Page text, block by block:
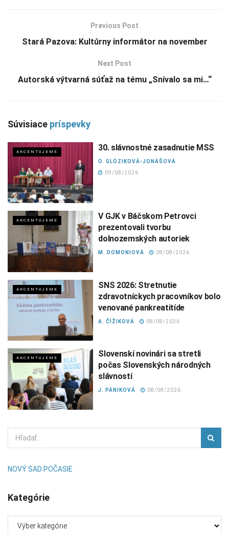
Previous Post
Stará Pazova: Kultúrny informátor na november
Next Post
Autorská výtvarná súťaž na tému „Snívalo sa mi…“
Súvisiace príspevky
AKCENTUJEME 30. slávnostné zasadnutie MSS
O. GLÓZIKOVÁ-JONÁŠOVÁ
09/08/2026
AKCENTUJEME
V GJK v Báčskom Petrovci
prezentovali tvorbu
dolnozemských autoriek
M. DOMONIOVÁ 08/08/2026
AKCENTUJEME
SNS 2026: Stretnutie
zdravotníckych pracovníkov bolo
venované pankreatitíde
A. ČÍŽIKOVÁ 08/08/2026
AKCENTUJEME
Slovenskí novinári sa stretli
počas Slovenských národných
slávností
J. PÁNIKOVÁ 08/08/2026
NOVÝ SAD POČASIE
Kategórie